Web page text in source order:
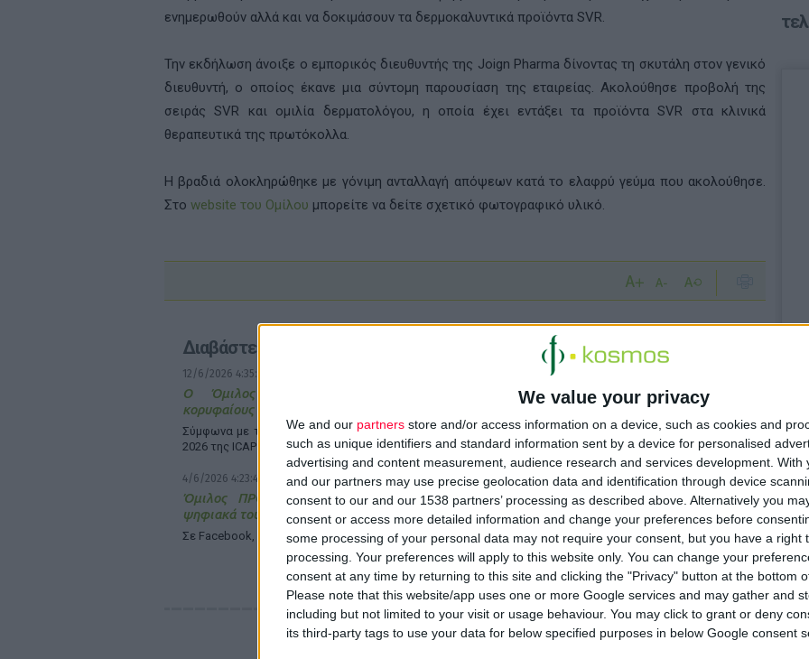
We value your privacy
We and our partners store and/or access information on a device, such as cookies and
such as unique identifiers and standard information sent by a device for personalised
advertising and content measurement, audience research and services development. With
and our partners may use precise geolocation data and identification through device
consent to our and our 1538 partners’ processing as described above. Alternatively you
consent or access more detailed information and change your preferences before
some processing of your personal data may not require your consent, but you have a right
processing. Your preferences will apply to this website only. You can change your
consent at any time by returning to this site and clicking the "Privacy" button at the bottom
Please note that this website/app uses one or more Google services and may gather and
including but not limited to your visit or usage behaviour. You may click to grant or deny
its third-party tags to use your data for below specified purposes in below Google consent
ενημερωθούν αλλά και να δοκιμάσουν τα δερμοκαλυντικά προϊόντα SVR.
Την εκδήλωση άνοιξε ο εμπορικός διευθυντής της Joign Pharma δίνοντας τη σκυτάλη στον γενικό
διευθυντή, ο οποίος έκανε μια σύντομη παρουσίαση της εταιρείας. Ακολούθησε προβολή της
σειράςSVR και ομιλία δερματολόγου, η οποία έχει εντάξει τα προϊόνταSVR στα κλινικά
θεραπευτικά της πρωτόκολλα.
Η βραδιά ολοκληρώθηκε με γόνιμη ανταλλαγή απόψεων κατά το ελαφρύ γεύμα που ακολούθησε.
Στο website του Ομίλου μπορείτε να δείτε σχετικό φωτογραφικό υλικό.
Διαβάστε επίσης
12/6/2026 4:35:49 μμ
Ο Όμιλος ΠΡΟΣΥΦΑΠΕ ανάμεσα στους
κορυφαίους εργοδότες της χώρας
Σύμφωνα με την έκδοση Leading Employers in Greece
2026 της ICAP CRIF
4/6/2026 4:23:42 μμ
Όμιλος ΠΡΟΣΥΦΑΠΕ: Αξιοποιεί σταθερά τα
ψηφιακά του κανάλια
Σε Facebook, LinkedIn και YouTube